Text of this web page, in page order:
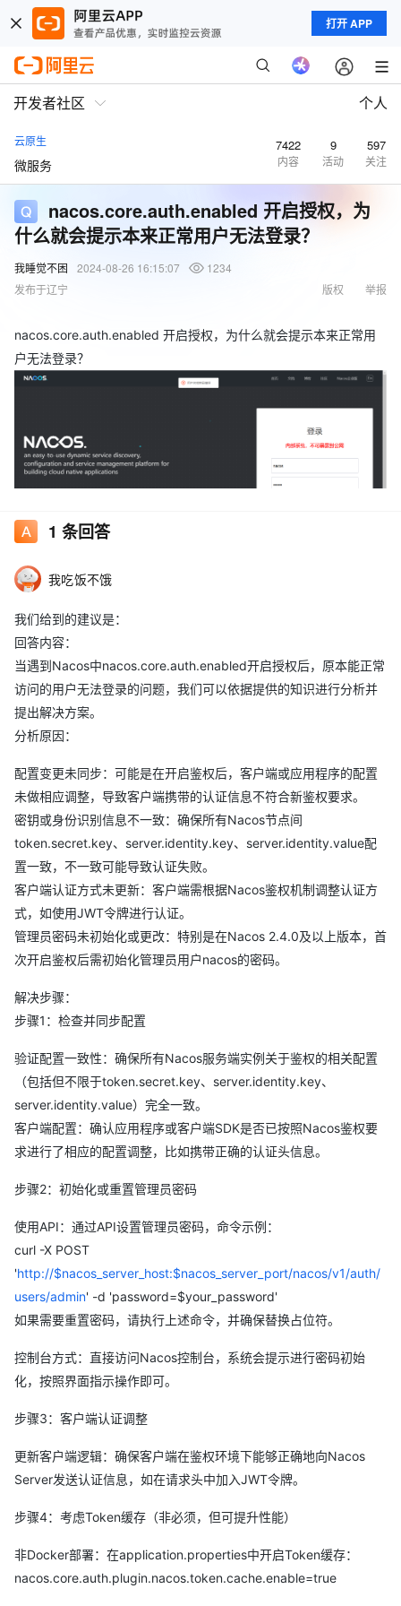
打开 APP
开发者社区 个人
云原生
微服务
7422
内容
9
活动
597
关注
nacos.core.auth.enabled 开启授权，为
什么就会提示本来正常用户无法登录？
我睡觉不困 2024-08-26 16:15:07
1234
发布于辽宁
举报
版权
nacos.core.auth.enabled 开启授权，为什么就会提示本来正常用
户无法登录？
1 条回答
我吃饭不饿
我们给到的建议是：
回答内容：
当遇到Nacos中nacos.core.auth.enabled开启授权后，原本能正常
访问的用户无法登录的问题，我们可以依据提供的知识进行分析并
提出解决方案。
分析原因：
配置变更未同步：可能是在开启鉴权后，客户端或应用程序的配置
未做相应调整，导致客户端携带的认证信息不符合新鉴权要求。
密钥或身份识别信息不一致：确保所有Nacos节点间
token.secret.key、server.identity.key、server.identity.value配
置一致，不一致可能导致认证失败。
客户端认证方式未更新：客户端需根据Nacos鉴权机制调整认证方
式，如使用JWT令牌进行认证。
管理员密码未初始化或更改：特别是在Nacos 2.4.0及以上版本，首
次开启鉴权后需初始化管理员用户nacos的密码。
解决步骤：
步骤1：检查并同步配置
验证配置一致性：确保所有Nacos服务端实例关于鉴权的相关配置
（包括但不限于token.secret.key、server.identity.key、
server.identity.value）完全一致。
客户端配置：确认应用程序或客户端SDK是否已按照Nacos鉴权要
求进行了相应的配置调整，比如携带正确的认证头信息。
步骤2：初始化或重置管理员密码
使用API：通过API设置管理员密码，命令示例：
curl -X POST
'http://$nacos_server_host:$nacos_server_port/nacos/v1/auth/
users/admin' -d 'password=$your_password'
如果需要重置密码，请执行上述命令，并确保替换占位符。
控制台方式：直接访问Nacos控制台，系统会提示进行密码初始
化，按照界面指示操作即可。
步骤3：客户端认证调整
更新客户端逻辑：确保客户端在鉴权环境下能够正确地向Nacos
Server发送认证信息，如在请求头中加入JWT令牌。
步骤4：考虑Token缓存（非必须，但可提升性能）
非Docker部署：在application.properties中开启Token缓存：
nacos.core.auth.plugin.nacos.token.cache.enable=true